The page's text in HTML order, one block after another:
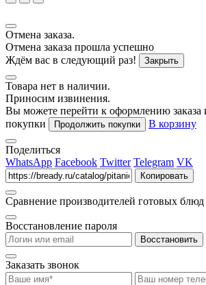
Отмена заказа.
Отмена заказа прошла успешно
Ждём вас в следующий раз!
Закрыть
Товара нет в наличии.
Приносим извинения.
Вы можете перейти к оформлению заказа
покупки
Продолжить покупки В корзину
Поделиться
WhatsApp Facebook Twitter Telegram VK
Копировать
Сравнение производителей готовых блюд
Восстановление пароля
Восстановить
Заказать звонок